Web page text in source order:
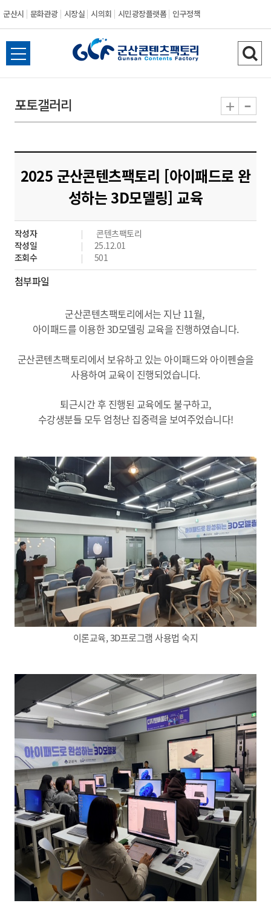
군산시 문화관광 시장실 시의회 시민광장플랫폼 인구정책
전
체
뉴
열
검
색
기
포토갤러리 + -
2025 군산콘텐츠팩토리 [아이패드로 완
성하는 3D모델링] 교육
작성자
콘텐츠팩토리
작성일
25.12.01
조회수
501
첨부파일
군산콘텐츠팩토리에서는 지난 11월,
아이패드를 이용한 3D모델링 교육을 진행하였습니다.
군산콘텐츠팩토리에서 보유하고 있는 아이패드와 아이펜슬을
사용하여 교육이 진행되었습니다.
퇴근시간 후 진행된 교육에도 불구하고,
수강생분들 모두 엄청난 집중력을 보여주었습니다!
이론교육, 3D프로그램 사용법 숙지